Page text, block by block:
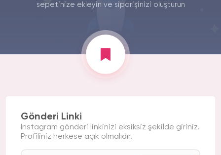
sepetinize ekleyin ve siparişinizi oluşturun
Gönderi Linki
Instagram gönderi linkinizi eksiksiz şekilde giriniz.
Profiliniz herkese açık olmalıdır.